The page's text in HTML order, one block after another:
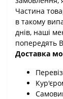
Частина
в такому
днів, наші
попередять
Доставка